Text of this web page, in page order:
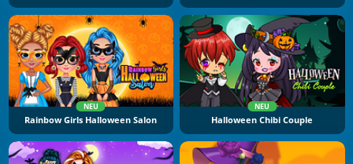
NEU
Rainbow Girls Halloween Salon
NEU
Halloween Chibi Couple